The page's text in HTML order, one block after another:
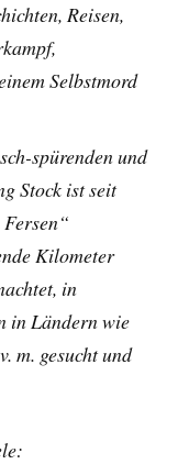
Reisen,
Selbstmord
spürenden und
Stock ist seit
Kilometer
in
in Ländern wie
m. gesucht und